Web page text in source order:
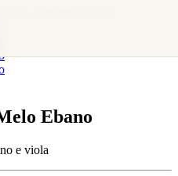
Ebano
e viola